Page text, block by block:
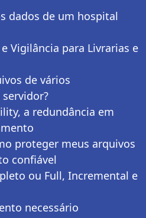
dados de um hospital
Vigilância para Livrarias e
de vários
a redundância em
proteger meus arquivos
confiável
ou Full, Incremental e
necessário